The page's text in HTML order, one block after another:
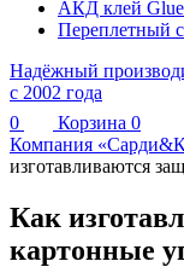
АКД клей
Переплетный
Надёжный
с 2002 года
0
Корзина 0
Компания
изготавливаются
Как
картонные